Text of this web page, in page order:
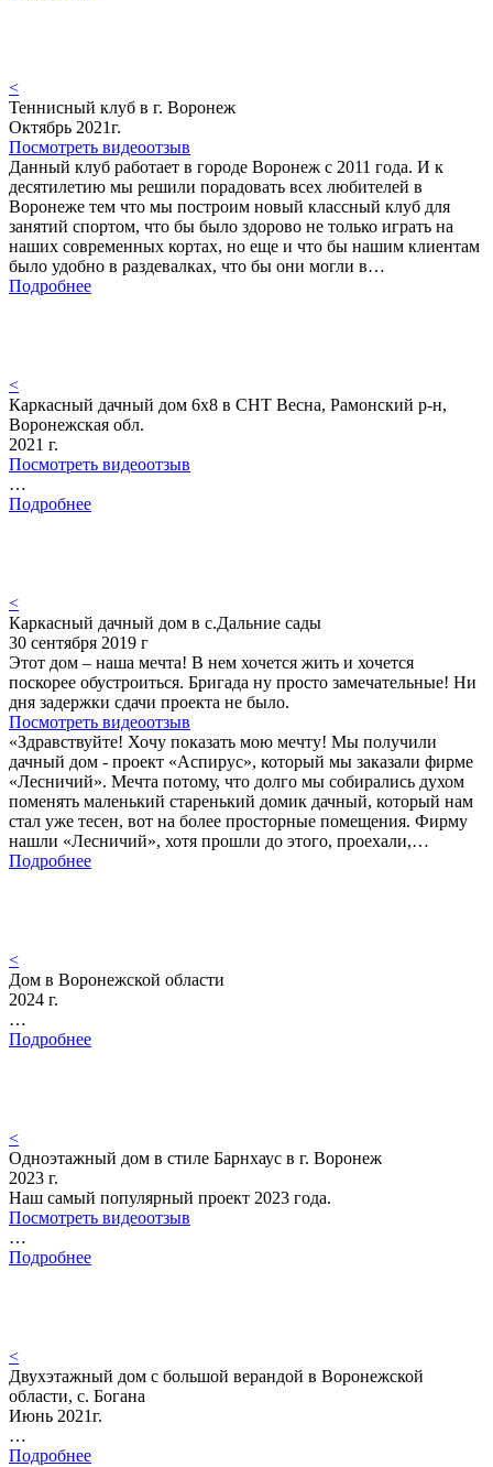
<
Теннисный клуб в г. Воронеж
Октябрь 2021г.
Посмотреть видеоотзыв
Данный клуб работает в городе Воронеж с 2011 года. И к
десятилетию мы решили порадовать всех любителей в
Воронеже тем что мы построим новый классный клуб для
занятий спортом, что бы было здорово не только играть на
наших современных кортах, но еще и что бы нашим клиентам
было удобно в раздевалках, что бы они могли в…
Подробнее
<
Каркасный дачный дом 6х8 в СНТ Весна, Рамонский р-н,
Воронежская обл.
2021 г.
Посмотреть видеоотзыв
…
Подробнее
<
Каркасный дачный дом в с.Дальние сады
30 сентября 2019 г
Этот дом – наша мечта! В нем хочется жить и хочется
поскорее обустроиться. Бригада ну просто замечательные! Ни
дня задержки сдачи проекта не было.
Посмотреть видеоотзыв
«Здравствуйте! Хочу показать мою мечту! Мы получили
дачный дом - проект «Аспирус», который мы заказали фирме
«Лесничий». Мечта потому, что долго мы собирались духом
поменять маленький старенький домик дачный, который нам
стал уже тесен, вот на более просторные помещения. Фирму
нашли «Лесничий», хотя прошли до этого, проехали,…
Подробнее
<
Дом в Воронежской области
2024 г.
…
Подробнее
<
Одноэтажный дом в стиле Барнхаус в г. Воронеж
2023 г.
Наш самый популярный проект 2023 года.
Посмотреть видеоотзыв
…
Подробнее
<
Двухэтажный дом с большой верандой в Воронежской
области, с. Богана
Июнь 2021г.
…
Подробнее